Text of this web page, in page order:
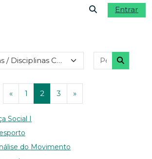
principal
community
Entrar
Categorias de disciplinas
«Página anterior
1 Página 1
2 Página 2
3 Página 3
»Página seguinte
Social I
do Movimento